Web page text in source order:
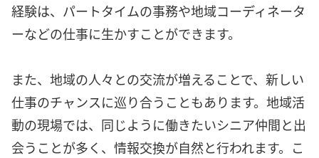
経験は、パートタイムの事務や地域コーディネータ
ーなどの仕事に生かすことができます。
また、地域の人々との交流が増えることで、新しい
仕事のチャンスに巡り合うこともあります。地域活
動の現場では、同じように働きたいシニア仲間と出
会うことが多く、情報交換が自然と行われます。こ